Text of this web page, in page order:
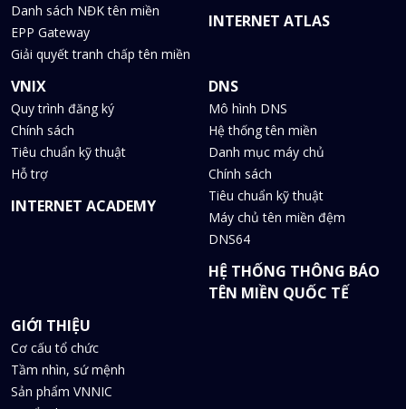
Danh sách NĐK tên miền
EPP Gateway
Giải quyết tranh chấp tên miền
INTERNET ATLAS
VNIX
Quy trình đăng ký
Chính sách
Tiêu chuẩn kỹ thuật
Hỗ trợ
INTERNET ACADEMY
DNS
Mô hình DNS
Hệ thống tên miền
Danh mục máy chủ
Chính sách
Tiêu chuẩn kỹ thuật
Máy chủ tên miền đệm
DNS64
HỆ THỐNG THÔNG BÁO
TÊN MIỀN QUỐC TẾ
GIỚI THIỆU
Cơ cấu tổ chức
Tầm nhìn, sứ mệnh
Sản phẩm VNNIC